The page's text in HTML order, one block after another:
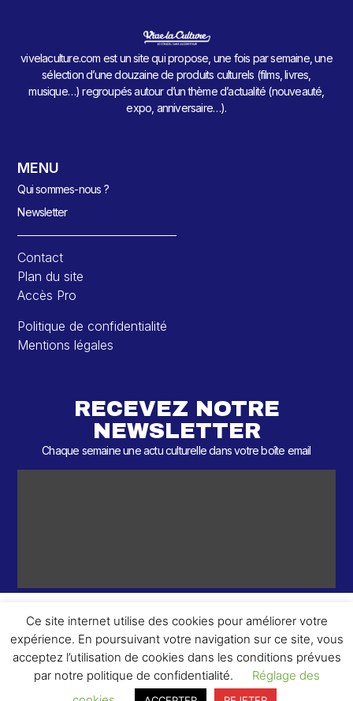
vivelaculture.com est un site qui propose, une fois par semaine, une
sélection d’une douzaine de produits culturels (films, livres,
musique…) regroupés autour d’un thème d’actualité (nouveauté,
expo, anniversaire…).
MENU
Qui sommes-nous ?
Newsletter
Contact
Plan du site
Accès Pro
Politique de confidentialité
Mentions légales
RECEVEZ NOTRE
NEWSLETTER
Chaque semaine une actu culturelle dans votre boîte email
© 2026 – 2 ème Round – Tous droits réservés.
Ce site internet utilise des cookies pour améliorer votre
expérience. En poursuivant votre navigation sur ce site, vous
acceptez l’utilisation de cookies dans les conditions prévues
par notre politique de confidentialité.
Réglage des